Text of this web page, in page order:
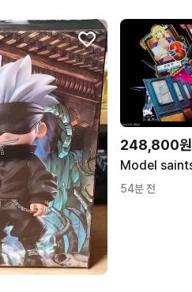
248,800원
54분 전